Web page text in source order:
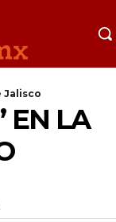
Jalisco
EN LA